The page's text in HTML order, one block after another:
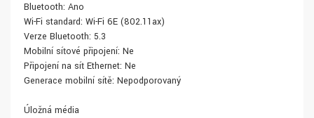
Bluetooth: Ano
Wi-Fi standard: Wi-Fi 6E (802.11ax)
Verze Bluetooth: 5.3
Mobilní síťové připojení: Ne
Připojení na síť Ethernet: Ne
Generace mobilní sítě: Nepodporovaný
Úložná média